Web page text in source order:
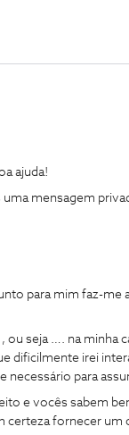
ajuda!
uma mensagem
para mim faz-me
seja …. na minha
dificilmente irei
necessário para
e vocês sabem
certeza fornecer um